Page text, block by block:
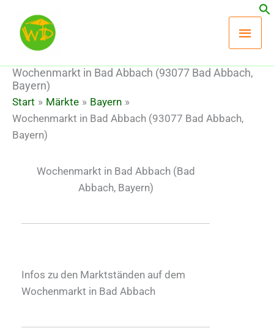
Inhalt
springen
Wochenmarkt in Bad Abbach (93077 Bad Abbach,
Bayern)
Start Märkte
Bayern
Wochenmarkt in Bad Abbach (93077 Bad Abbach,
Bayern)
Wochenmarkt in Bad Abbach(Bad
Abbach, Bayern)
Infos zu den Marktständen auf dem
Wochenmarkt in Bad Abbach